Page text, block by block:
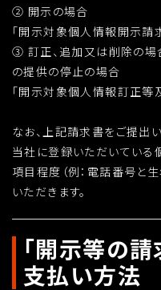
② 開示の場合
「開示対象個人情報開示請
③ 訂正、追加又は削除の場
の提供の停止の場合
「開示対象個人情報訂正等
なお、上記請求書をご提出
当社に登録いただいてい
項目程度（例：電話番号と
いただきます。
「開示等の
支払い方法